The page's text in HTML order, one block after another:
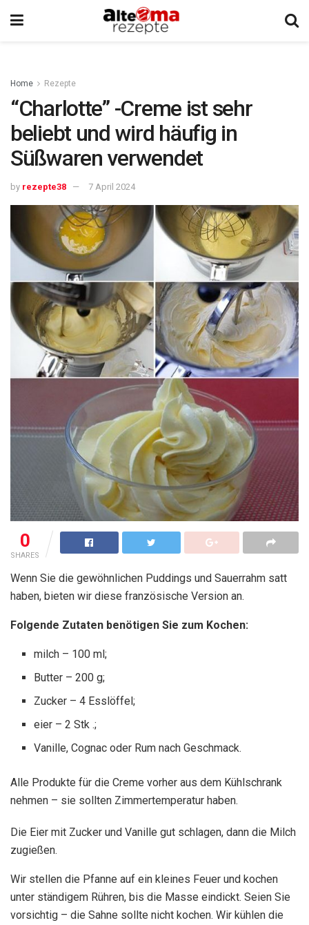
Home Rezepte
“Charlotte” -Creme ist sehr
beliebt und wird häufig in
Süßwaren verwendet
by rezepte38 7 April 2024
0
SHARES
Wenn Sie die gewöhnlichen Puddings und Sauerrahm satt
haben, bieten wir diese französische Version an.
Folgende Zutaten benötigen Sie zum Kochen:
milch – 100 ml;
Butter – 200 g;
Zucker – 4 Esslöffel;
eier – 2 Stk .;
Vanille, Cognac oder Rum nach Geschmack.
Alle Produkte für die Creme vorher aus dem Kühlschrank
nehmen – sie sollten Zimmertemperatur haben.
Die Eier mit Zucker und Vanille gut schlagen, dann die Milch
zugießen.
Wir stellen die Pfanne auf ein kleines Feuer und kochen
unter ständigem Rühren, bis die Masse eindickt. Seien Sie
vorsichtig – die Sahne sollte nicht kochen. Wir kühlen die